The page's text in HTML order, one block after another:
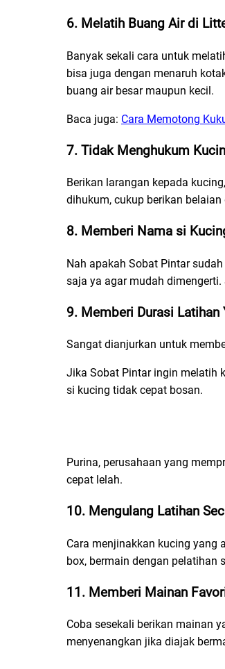
6. Melatih Buang Air di
Banyak sekali cara untuk
bisa juga dengan menaruh
buang air besar maupun kecil.
Baca juga: Cara Memotong
7. Tidak Menghukum
Berikan larangan kepada
dihukum, cukup berikan
8. Memberi Nama si
Nah apakah Sobat Pintar
saja ya agar mudah
9. Memberi Durasi Latihan
Sangat dianjurkan untuk
Jika Sobat Pintar ingin melatih
si kucing tidak cepat bosan.
Purina, perusahaan yang
cepat lelah.
10. Mengulang Latihan
Cara menjinakkan kucing yang
box, bermain dengan pelatihan
11. Memberi Mainan
Coba sesekali berikan mainan
menyenangkan jika diajak